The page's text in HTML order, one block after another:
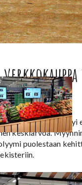
keskiarvoa.
puolestaan